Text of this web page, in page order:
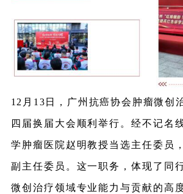
12月13日，广州抗癌协会肿瘤微创
四届换届大会顺利举行。经不记名
学肿瘤医院赵明教授当选主任委员
副主任委员。这一职务，体现了同
微创治疗领域专业能力与贡献的高